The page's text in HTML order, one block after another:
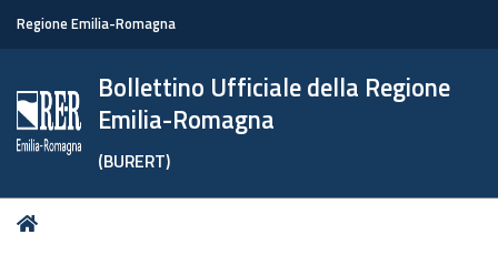
Regione Emilia-Romagna
Bollettino Ufficiale della Regione
Emilia-Romagna
(BURERT)
Tu